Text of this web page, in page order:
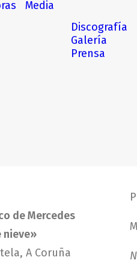
Media
Discografía
Galería
Prensa
de Mercedes
nieve»
A Coruña